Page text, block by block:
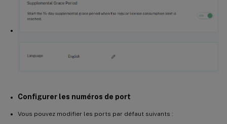
Configurer les numéros de port
Vous pouvez modifier les ports par défaut suivants :